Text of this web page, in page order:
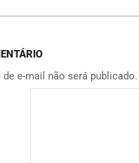
de e-mail não será publicado.